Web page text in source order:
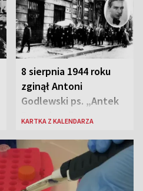
8 sierpnia 1944 roku
zginął Antoni
Godlewski ps. „Antek
Rozpylacz”
KARTKA Z KALENDARZA